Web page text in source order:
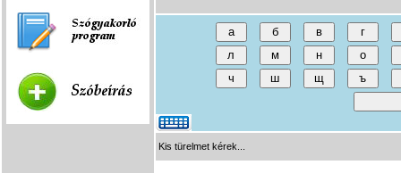
Kis türelmet kérek...